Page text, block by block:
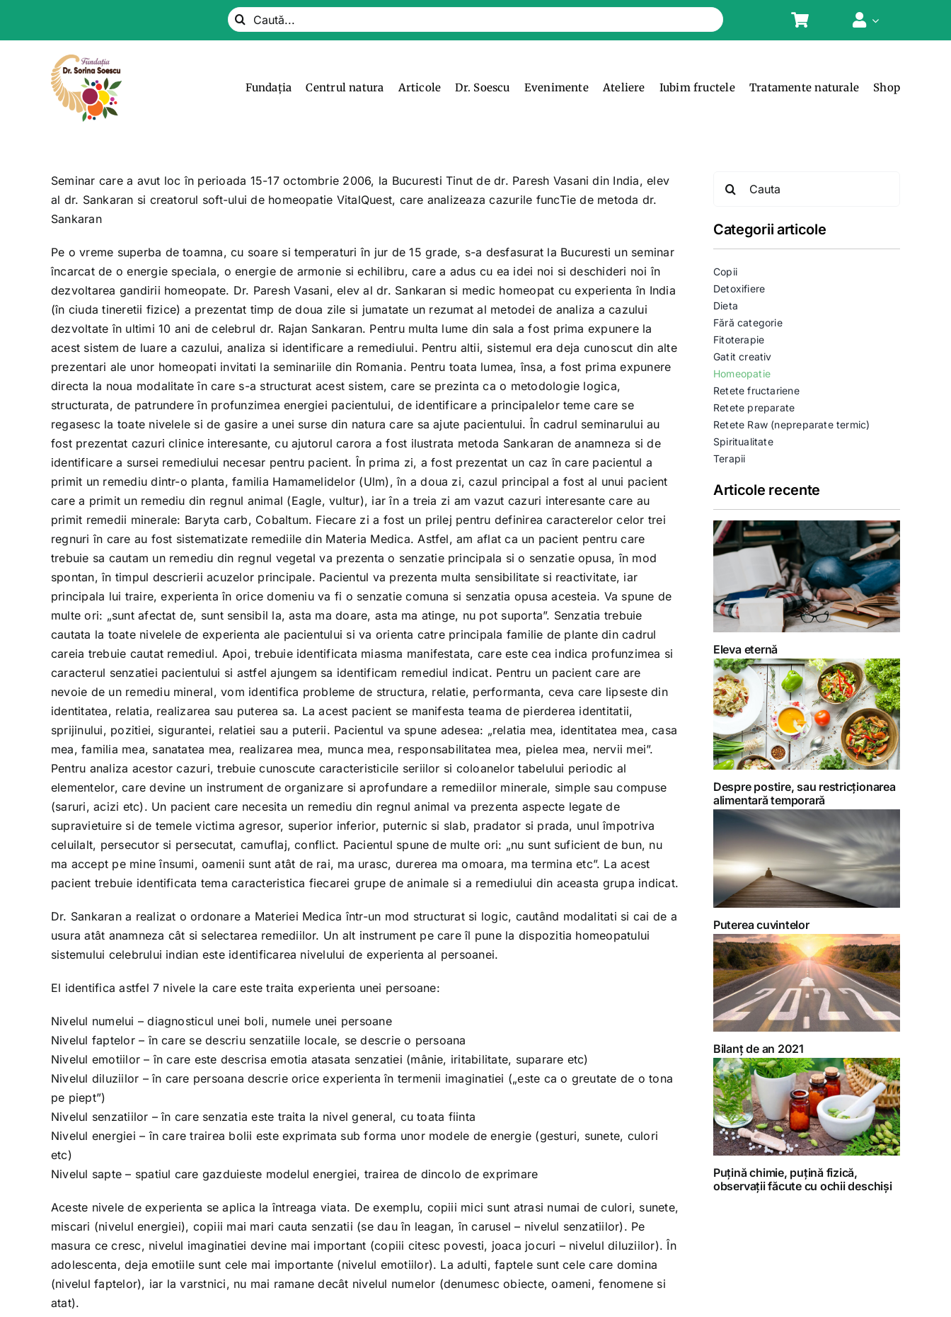
Search
for:
Fundația Centrul natura Articole Dr. Soescu Evenimente Ateliere Iubim fructele Tratamente naturale Shop
Seminar care a avut loc în perioada 15-17 octombrie 2006, la Bucuresti Tinut de dr. Paresh Vasani din India, elev
al dr. Sankaran si creatorul soft-ului de homeopatie VitalQuest, care analizeaza cazurile funcTie de metoda dr.
Sankaran
Pe o vreme superba de toamna, cu soare si temperaturi în jur de 15 grade, s-a desfasurat la Bucuresti un seminar
încarcat de o energie speciala, o energie de armonie si echilibru, care a adus cu ea idei noi si deschideri noi în
dezvoltarea gandirii homeopate. Dr. Paresh Vasani, elev al dr. Sankaran si medic homeopat cu experienta în India
(în ciuda tineretii fizice) a prezentat timp de doua zile si jumatate un rezumat al metodei de analiza a cazului
dezvoltate în ultimi 10 ani de celebrul dr. Rajan Sankaran. Pentru multa lume din sala a fost prima expunere la
acest sistem de luare a cazului, analiza si identificare a remediului. Pentru altii, sistemul era deja cunoscut din alte
prezentari ale unor homeopati invitati la seminariile din Romania. Pentru toata lumea, însa, a fost prima expunere
directa la noua modalitate în care s-a structurat acest sistem, care se prezinta ca o metodologie logica,
structurata, de patrundere în profunzimea energiei pacientului, de identificare a principalelor teme care se
regasesc la toate nivelele si de gasire a unei surse din natura care sa ajute pacientului. În cadrul seminarului au
fost prezentat cazuri clinice interesante, cu ajutorul carora a fost ilustrata metoda Sankaran de anamneza si de
identificare a sursei remediului necesar pentru pacient. În prima zi, a fost prezentat un caz în care pacientul a
primit un remediu dintr-o planta, familia Hamamelidelor (Ulm), în a doua zi, cazul principal a fost al unui pacient
care a primit un remediu din regnul animal (Eagle, vultur), iar în a treia zi am vazut cazuri interesante care au
primit remedii minerale: Baryta carb, Cobaltum. Fiecare zi a fost un prilej pentru definirea caracterelor celor trei
regnuri în care au fost sistematizate remediile din Materia Medica. Astfel, am aflat ca un pacient pentru care
trebuie sa cautam un remediu din regnul vegetal va prezenta o senzatie principala si o senzatie opusa, în mod
spontan, în timpul descrierii acuzelor principale. Pacientul va prezenta multa sensibilitate si reactivitate, iar
principala lui traire, experienta în orice domeniu va fi o senzatie comuna si senzatia opusa acesteia. Va spune de
multe ori: „sunt afectat de, sunt sensibil la, asta ma doare, asta ma atinge, nu pot suporta”. Senzatia trebuie
cautata la toate nivelele de experienta ale pacientului si va orienta catre principala familie de plante din cadrul
careia trebuie cautat remediul. Apoi, trebuie identificata miasma manifestata, care este cea indica profunzimea si
caracterul senzatiei pacientului si astfel ajungem sa identificam remediul indicat. Pentru un pacient care are
nevoie de un remediu mineral, vom identifica probleme de structura, relatie, performanta, ceva care lipseste din
identitatea, relatia, realizarea sau puterea sa. La acest pacient se manifesta teama de pierderea identitatii,
sprijinului, pozitiei, sigurantei, relatiei sau a puterii. Pacientul va spune adesea: „relatia mea, identitatea mea, casa
mea, familia mea, sanatatea mea, realizarea mea, munca mea, responsabilitatea mea, pielea mea, nervii mei”.
Pentru analiza acestor cazuri, trebuie cunoscute caracteristicile seriilor si coloanelor tabelului periodic al
elementelor, care devine un instrument de organizare si aprofundare a remediilor minerale, simple sau compuse
(saruri, acizi etc). Un pacient care necesita un remediu din regnul animal va prezenta aspecte legate de
supravietuire si de temele victima agresor, superior inferior, puternic si slab, pradator si prada, unul împotriva
celuilalt, persecutor si persecutat, camuflaj, conflict. Pacientul spune de multe ori: „nu sunt suficient de bun, nu
ma accept pe mine însumi, oamenii sunt atât de rai, ma urasc, durerea ma omoara, ma termina etc”. La acest
pacient trebuie identificata tema caracteristica fiecarei grupe de animale si a remediului din aceasta grupa indicat.
Dr. Sankaran a realizat o ordonare a Materiei Medica într-un mod structurat si logic, cautând modalitati si cai de a
usura atât anamneza cât si selectarea remediilor. Un alt instrument pe care îl pune la dispozitia homeopatului
sistemului celebrului indian este identificarea nivelului de experienta al persoanei.
El identifica astfel 7 nivele la care este traita experienta unei persoane:
Nivelul numelui – diagnosticul unei boli, numele unei persoane
Nivelul faptelor – în care se descriu senzatiile locale, se descrie o persoana
Nivelul emotiilor – în care este descrisa emotia atasata senzatiei (mânie, iritabilitate, suparare etc)
Nivelul diluziilor – în care persoana descrie orice experienta în termenii imaginatiei („este ca o greutate de o tona
pe piept”)
Nivelul senzatiilor – în care senzatia este traita la nivel general, cu toata fiinta
Nivelul energiei – în care trairea bolii este exprimata sub forma unor modele de energie (gesturi, sunete, culori
etc)
Nivelul sapte – spatiul care gazduieste modelul energiei, trairea de dincolo de exprimare
Aceste nivele de experienta se aplica la întreaga viata. De exemplu, copiii mici sunt atrasi numai de culori, sunete,
miscari (nivelul energiei), copiii mai mari cauta senzatii (se dau în leagan, în carusel – nivelul senzatiilor). Pe
masura ce cresc, nivelul imaginatiei devine mai important (copiii citesc povesti, joaca jocuri – nivelul diluziilor). În
adolescenta, deja emotiile sunt cele mai importante (nivelul emotiilor). La adulti, faptele sunt cele care domina
(nivelul faptelor), iar la varstnici, nu mai ramane decât nivelul numelor (denumesc obiecte, oameni, fenomene si
atat).
Categorii articole
Copii
Detoxifiere
Dieta
Fără categorie
Fitoterapie
Gatit creativ
Homeopatie
Retete fructariene
Retete preparate
Retete Raw (nepreparate termic)
Spiritualitate
Terapii
Articole recente
Eleva eternă
Despre postire, sau restricționarea
alimentară temporară
Puterea cuvintelor
Bilanț de an 2021
Puțină chimie, puțină fizică,
observații făcute cu ochii deschiși